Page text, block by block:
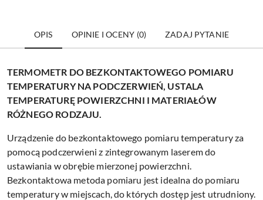
OPIS OPINIE I OCENY (0) ZADAJ PYTANIE
TERMOMETR DO BEZKONTAKTOWEGO POMIARU
TEMPERATURY NA PODCZERWIEŃ, USTALA
TEMPERATURĘ POWIERZCHNI I MATERIAŁÓW
RÓŻNEGO RODZAJU.
Urządzenie do bezkontaktowego pomiaru temperatury za
pomocą podczerwieni z zintegrowanym laserem do
ustawiania w obrębie mierzonej powierzchni.
Bezkontaktowa metoda pomiaru jest idealna do pomiaru
temperatury w miejscach, do których dostęp jest utrudniony.